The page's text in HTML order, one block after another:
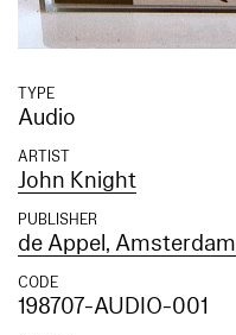
TYPE
Audio
ARTIST
John Knight
PUBLISHER
de Appel, Amsterdam
CODE
198707-AUDIO-001